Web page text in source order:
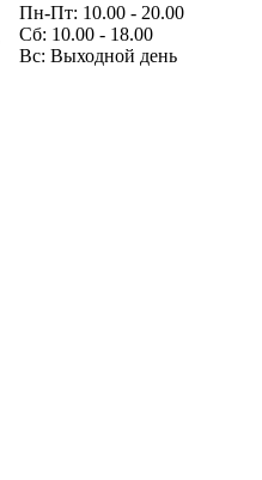
Пн-Пт: 10.00 - 20.00
Сб: 10.00 - 18.00
Вс: Выходной день